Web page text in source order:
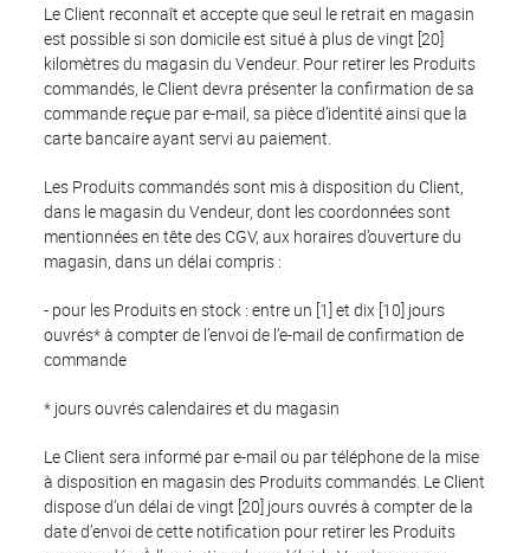
Le Client reconnaît et accepte que seul le retrait en magasin
est possible si son domicile est situé à plus de vingt [20]
kilomètres du magasin du Vendeur. Pour retirer les Produits
commandés, le Client devra présenter la confirmation de sa
commande reçue par e-mail, sa pièce d’identité ainsi que la
carte bancaire ayant servi au paiement.
Les Produits commandés sont mis à disposition du Client,
dans le magasin du Vendeur, dont les coordonnées sont
mentionnées en tête des CGV, aux horaires d’ouverture du
magasin, dans un délai compris :
- pour les Produits en stock : entre un [1] et dix [10] jours
ouvrés* à compter de l’envoi de l’e-mail de confirmation de
commande
* jours ouvrés calendaires et du magasin
Le Client sera informé par e-mail ou par téléphone de la mise
à disposition en magasin des Produits commandés. Le Client
dispose d’un délai de vingt [20] jours ouvrés à compter de la
date d’envoi de cette notification pour retirer les Produits